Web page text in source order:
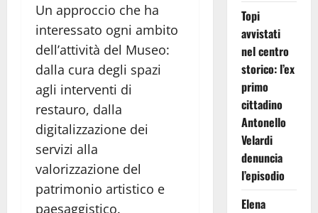
Un approccio che ha
interessato ogni ambito
dell’attività del Museo:
dalla cura degli spazi
agli interventi di
restauro, dalla
digitalizzazione dei
servizi alla
valorizzazione del
patrimonio artistico e
paesaggistico.
Topi
avvistati
nel centro
storico: l’ex
primo
cittadino
Antonello
Velardi
denuncia
l’episodio
Elena